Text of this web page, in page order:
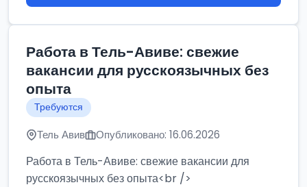
Работа в Тель-Авиве: свежие
вакансии для русскоязычных без
опыта
Требуются
Тель Авив Опубликовано: 16.06.2026
Работа в Тель-Авиве: свежие вакансии для
русскоязычных без опыта<br />